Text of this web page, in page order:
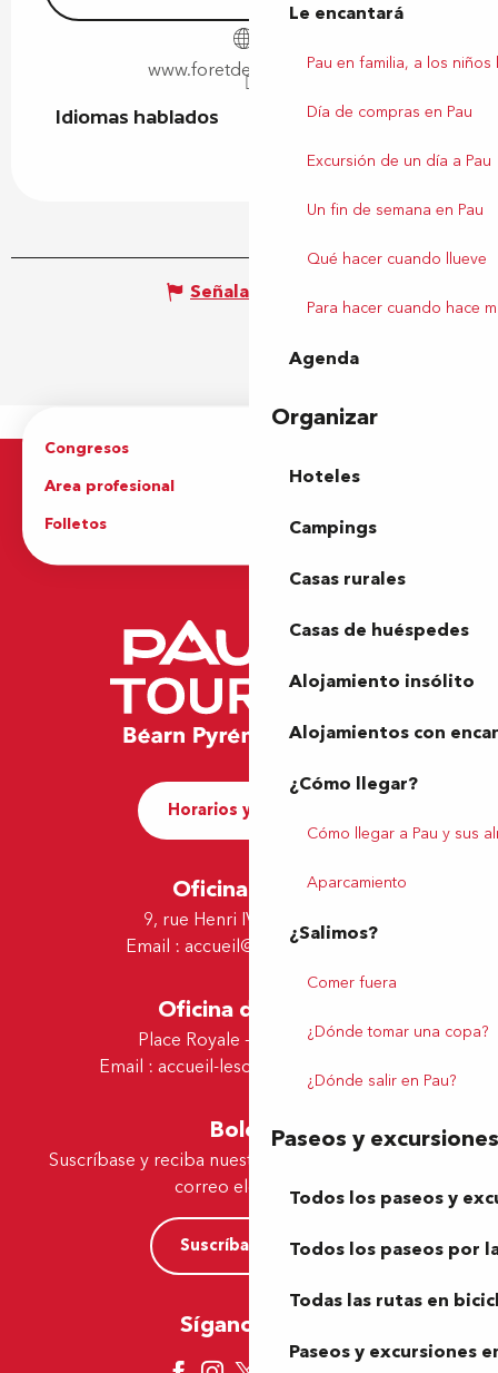
Le encantará
Pau en familia, a los niños
Día de compras en Pau
Excursión de un día a Pau
Un fin de semana en Pau
Qué hacer cuando llueve
Para hacer cuando hace
Agenda
Organizar
Hoteles
Campings
Casas rurales
Casas de huéspedes
Alojamiento insólito
Alojamientos con
¿Cómo llegar?
Cómo llegar a Pau y sus
Aparcamiento
¿Salimos?
Comer fuera
¿Dónde tomar una copa?
¿Dónde salir en Pau?
Paseos y excursiones
Todos los paseos y
Todos los paseos por
Todas las rutas en
Paseos y excursiones
www.foretdesvert-tiges.fr
Idiomas hablados
Idiomas hablados
Señalar un error
Congresos
Area profesional
Prensa
Folletos
Oficina de Turismo
Horarios y contacto
Oficina de Pau
9, rue Henri IV - 64000 Pau
Email : accueil@tourismepau.fr
Oficina de Lescar
Place Royale - 64230 Lescar
Email : accueil-lescar@tourismepau.fr
Boletín
Suscríbase y reciba nuestras ofertas y noticias por
correo electrónico
Suscríbase ahora
Síganos aquí